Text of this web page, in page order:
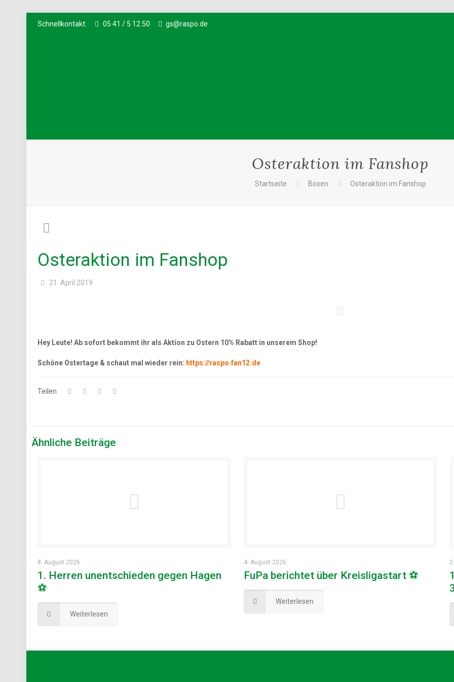
Schnellkontakt: 05 41 / 5 12 50 gs@raspo.de
Osteraktion im Fanshop
Startseite Boxen Osteraktion im Fanshop
Osteraktion im Fanshop
21. April 2019
Hey Leute! Ab sofort bekommt ihr als Aktion zu Ostern 10% Rabatt in unserem Shop!
Schöne Ostertage & schaut mal wieder rein: https://raspo.fan12.de
Teilen
Ähnliche Beiträge
8. August 2026
1. Herren unentschieden gegen Hagen
⚽
Weiterlesen
4. August 2026
FuPa berichtet über Kreisligastart ⚽
Weiterlesen